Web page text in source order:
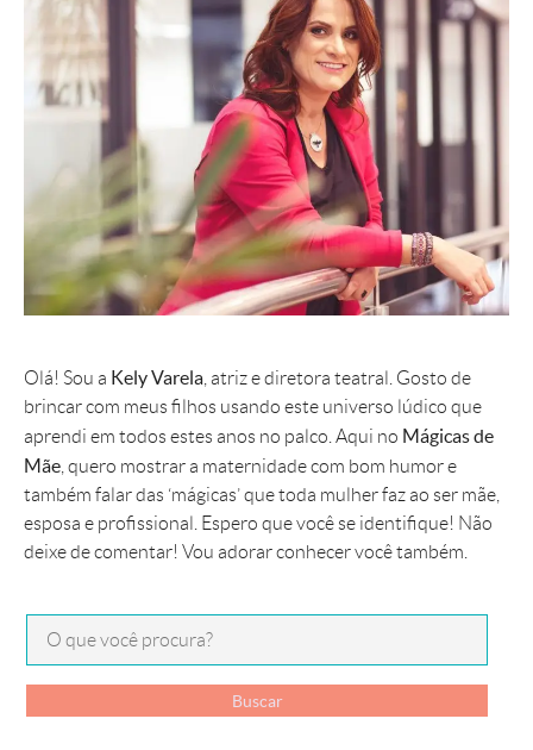
Olá! Sou a Kely Varela , atriz e diretora teatral. Gosto de
brincar com meus filhos usando este universo lúdico que
aprendi em todos estes anos no palco. Aqui no Mágicas de
Mãe , quero mostrar a maternidade com bom humor e
também falar das ‘mágicas’ que toda mulher faz ao ser mãe,
esposa e profissional. Espero que você se identifique! Não
deixe de comentar! Vou adorar conhecer você também.